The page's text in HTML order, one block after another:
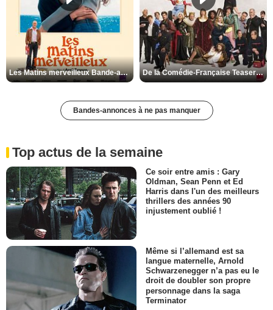
Les Matins merveilleux Bande-annonce VF De la Comédie-Française Teaser VF
Bandes-annonces à ne pas manquer
Top actus de la semaine
Ce soir entre amis : Gary
Oldman, Sean Penn et Ed
Harris dans l'un des meilleurs
thrillers des années 90
injustement oublié !
Même si l’allemand est sa
langue maternelle, Arnold
Schwarzenegger n’a pas eu le
droit de doubler son propre
personnage dans la saga
Terminator